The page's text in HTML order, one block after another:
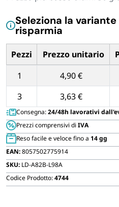
FORNITURE SETTORE
BIODEGRADABILE
100
quantità
Seleziona la
risparmia
Tabella dei prezzi unitari in
Pezzi Prezzo unitario
1
4,90 €
3
3,63 €
Consegna:24/48h lavorativi
Prezzi comprensivi di IVA
Reso facile e veloce fino a 14 gg
EAN:8057502775914
SKU: LD-A82B-L98A
Codice Prodotto:4744